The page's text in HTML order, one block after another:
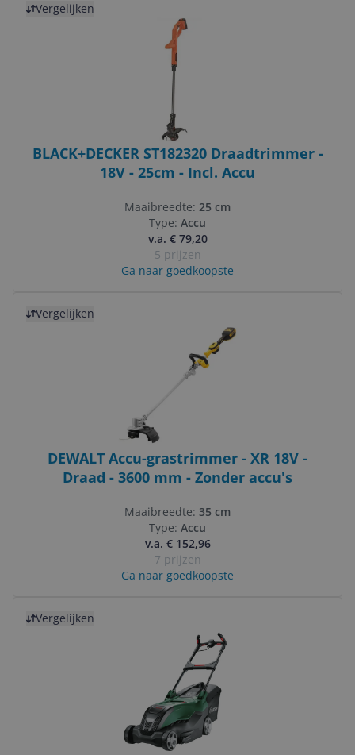
Vergelijken
BLACK+DECKER ST182320 Draadtrimmer -
18V - 25cm - Incl. Accu
Maaibreedte: 25 cm
Type: Accu
v.a. € 79,20
5 prijzen
Ga naar goedkoopste
Vergelijken
DEWALT Accu-grastrimmer - XR 18V -
Draad - 3600 mm - Zonder accu's
Maaibreedte: 35 cm
Type: Accu
v.a. € 152,96
7 prijzen
Ga naar goedkoopste
Vergelijken